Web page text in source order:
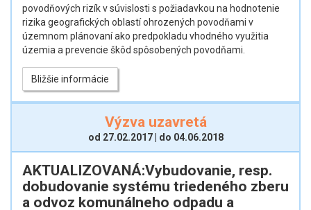
povodňových rizík v súvislosti s požiadavkou na hodnotenie
rizika geografických oblastí ohrozených povodňami v
územnom plánovaní ako predpokladu vhodného využitia
územia a prevencie škôd spôsobených povodňami.
Bližšie informácie
Výzva uzavretá
od 27.02.2017 | do 04.06.2018
AKTUALIZOVANÁ:Vybudovanie, resp.
dobudovanie systému triedeného zberu
a odvoz komunálneho odpadu a